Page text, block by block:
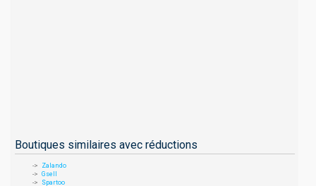
Boutiques similaires avec réductions
Zalando
Gsell
Spartoo